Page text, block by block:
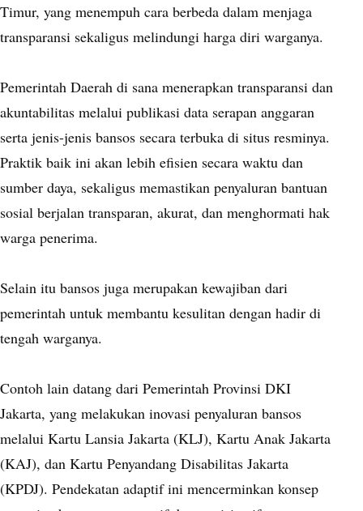
Timur, yang menempuh cara berbeda dalam menjaga
transparansi sekaligus melindungi harga diri warganya.
Pemerintah Daerah di sana menerapkan transparansi dan
akuntabilitas melalui publikasi data serapan anggaran
serta jenis-jenis bansos secara terbuka di situs resminya.
Praktik baik ini akan lebih efisien secara waktu dan
sumber daya, sekaligus memastikan penyaluran bantuan
sosial berjalan transparan, akurat, dan menghormati hak
warga penerima.
Selain itu bansos juga merupakan kewajiban dari
pemerintah untuk membantu kesulitan dengan hadir di
tengah warganya.
Contoh lain datang dari Pemerintah Provinsi DKI
Jakarta, yang melakukan inovasi penyaluran bansos
melalui Kartu Lansia Jakarta (KLJ), Kartu Anak Jakarta
(KAJ), dan Kartu Penyandang Disabilitas Jakarta
(KPDJ). Pendekatan adaptif ini mencerminkan konsep